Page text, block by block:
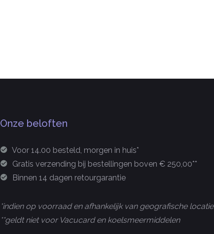
Onze beloften
Voor 14.00 besteld, morgen in huis*
Gratis verzending bij bestellingen boven € 250,00**
Binnen 14 dagen retourgarantie
*indien op voorraad en afhankelijk van geografische locatie
**geldt niet voor Vacucard en koelsmeermiddelen